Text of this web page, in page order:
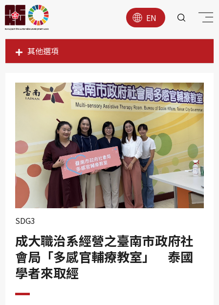
EN
其他選項
SDG1
SDG3
SDG5
SDG6
SDG7
SDG8
SDG9
SDG11
SDG12
SDG3
成大職治系經營之臺南市政府社
會局「多感官輔療教室」 泰國
學者來取經